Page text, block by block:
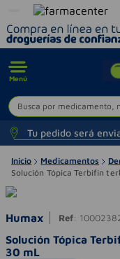
Menú
Busca por medicamento,
Tu pedido será
Inicio Medicamentos
Solución Tópica Terbifin
Humax Ref:
Solución Tópica
30 mL